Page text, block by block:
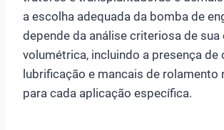
a escolha adequada da bomba de
depende da análise criteriosa de sua
volumétrica, incluindo a presença de
lubrificação e mancais de rolamento
para cada aplicação específica.